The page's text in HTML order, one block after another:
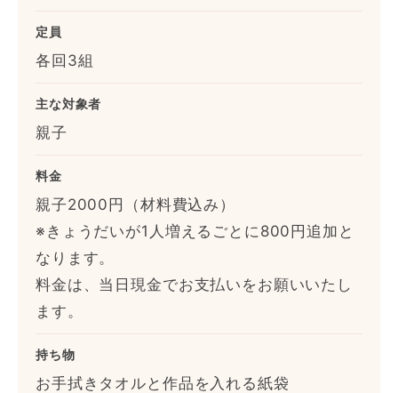
定員
各回3組
主な対象者
親子
料金
親子2000円（材料費込み）
※きょうだいが1人増えるごとに800円追加と
なります。
料金は、当日現金でお支払いをお願いいたし
ます。
持ち物
お手拭きタオルと作品を入れる紙袋